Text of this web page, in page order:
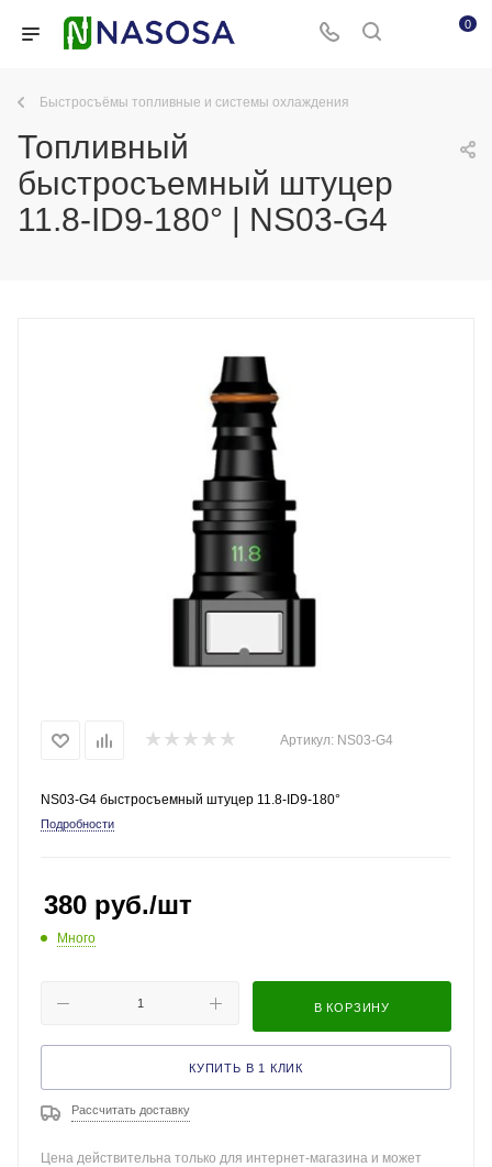
0
Быстросъёмы топливные и системы охлаждения
Топливный
быстросъемный штуцер
11.8-ID9-180° | NS03-G4
Артикул: NS03-G4
NS03-G4 быстросъемный штуцер 11.8-ID9-180°
Подробности
380 руб./шт
Много
В КОРЗИНУ
КУПИТЬ В 1 КЛИК
Рассчитать доставку
Цена действительна только для интернет-магазина и может